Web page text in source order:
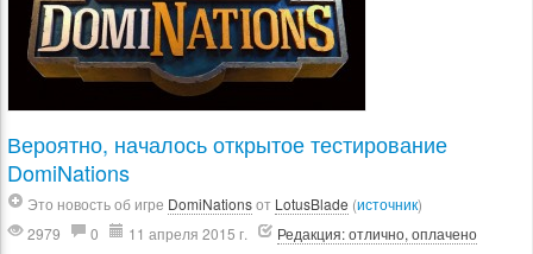
Вероятно, началось открытое тестирование
DomiNations
Это новость об игре DomiNationsот LotusBlade (источник)
2979
0 11 апреля 2015 г. Редакция: отлично, оплачено